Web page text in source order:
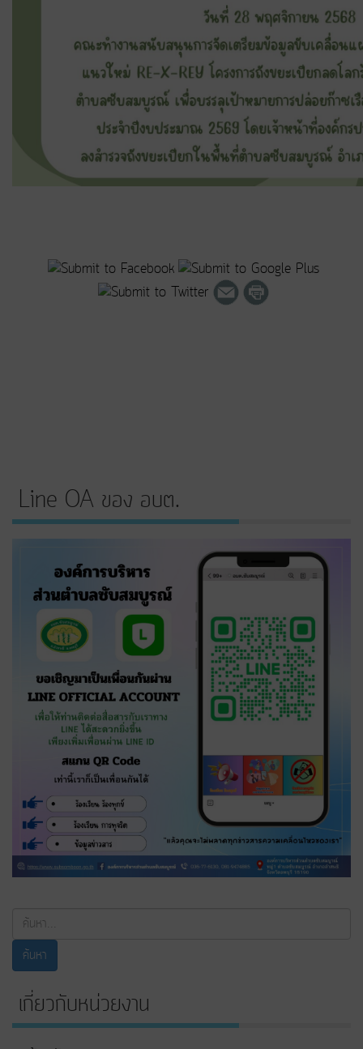
Line OA ของ อบต.
ค้นหา...
ค้นหา
เกี่ยวกับหน่วยงาน